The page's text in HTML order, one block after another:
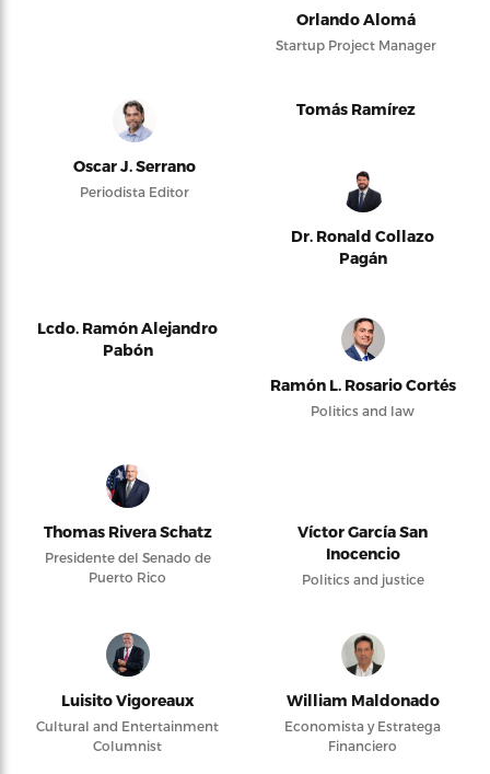
Orlando Alomá
Startup Project Manager
Oscar J. Serrano
Periodista Editor
Tomás Ramírez
Dr. Ronald Collazo
Pagán
Lcdo. Ramón Alejandro
Pabón
Ramón L. Rosario Cortés
Politics and law
Thomas Rivera Schatz
Presidente del Senado de
Puerto Rico
Víctor García San
Inocencio
Politics and justice
Luisito Vigoreaux
Cultural and Entertainment
Columnist
William Maldonado
Economista y Estratega
Financiero